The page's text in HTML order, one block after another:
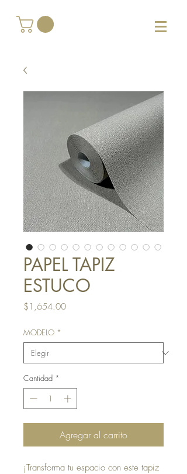
PAPEL TAPIZ
ESTUCO
$1,654.00Precio
MODELO *
Cantidad *
Agregar al carrito
¡Transforma tu espacio con este tapiz